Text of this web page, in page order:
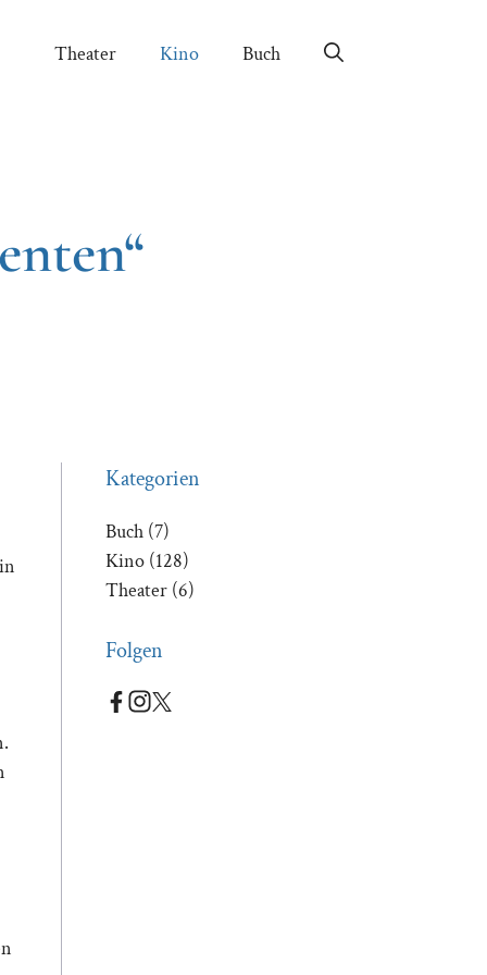
Theater Kino Buch
Kategorien
Buch (7)
Kino (128)
Theater (6)
Folgen